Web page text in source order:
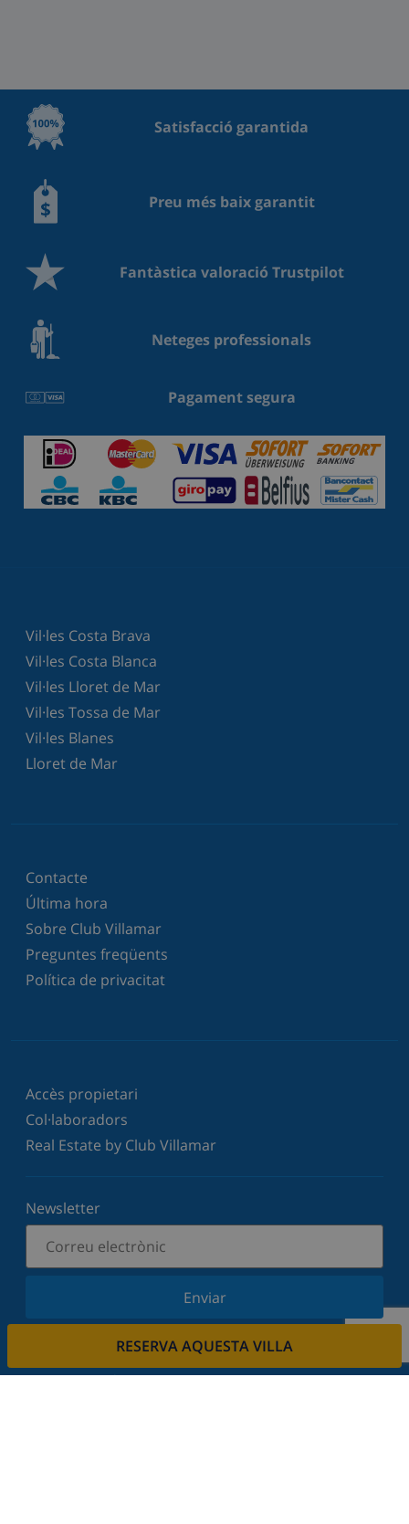
RESERVA AQUESTA VILLA
Satisfacció garantida
Preu més baix garantit
Fantàstica valoració Trustpilot
Neteges professionals
Pagament segura
Vil·les Costa Brava
Vil·les Costa Blanca
Vil·les Lloret de Mar
Vil·les Tossa de Mar
Vil·les Blanes
Lloret de Mar
Contacte
Última hora
Sobre Club Villamar
Preguntes freqüents
Política de privacitat
Accès propietari
Col·laboradors
Real Estate by Club Villamar
Newsletter
Enviar
Subscriu-vos al nostre butlletí i estigues informat
de les últimes novetats i ofertes. Respectem la
vostra privadesa.